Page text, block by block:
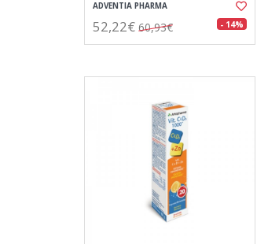
ADVENTIA PHARMA
52,22€ 60,93€ - 14%